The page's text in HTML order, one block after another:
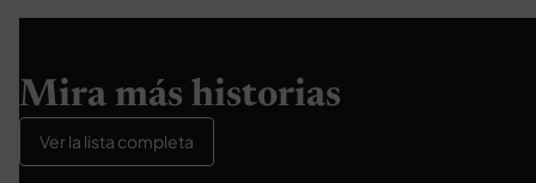
Mira más historias
Ver la lista completa